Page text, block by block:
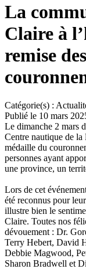
La
Claire à
remise
Catégorie(s) :
Publié le 10 mars
Le dimanche 2 mars
Centre nautique de la
médaille du
personnes ayant
une province, un
Lors de cet
été reconnus pour
illustre bien le
Claire. Toutes nos
dévouement : Dr.
Terry Hebert, David
Debbie Magwood,
Sharon Bradwell et